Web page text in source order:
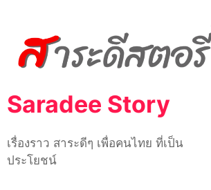
content
Saradee Story
เรื่องราว สาระดีๆ เพื่อคนไทย ที่เป็น
ประโยชน์